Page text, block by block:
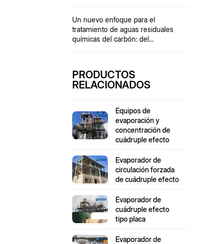
Un nuevo enfoque para el
tratamiento de aguas residuales
químicas del carbón: del
PRODUCTOS
RELACIONADOS
Equipos de
evaporación y
concentración de
cuádruple efecto
Evaporador de
circulación forzada
de cuádruple efecto
Evaporador de
cuádruple efecto
tipo placa
Evaporador de